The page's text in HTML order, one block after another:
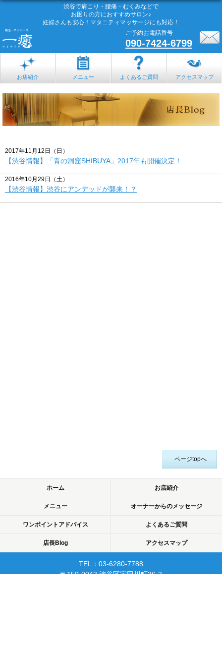
渋谷で肩こり・腰痛・むくみなどで
お困りの方におすすめサロン♪
妊婦さんも安心！マタニティマッサージにも対応！
ご予約お電話番号
090-7424-6799
お店紹介 メニュー よくあるご質問 アクセスマップ
2017年11月12日（日）
【渋谷情報】「青の洞窟SHIBUYA」2017年も開催決定！
2016年10月29日（土）
【渋谷情報】渋谷にアンデッドが襲来！？
ページtopへ
ホーム お店紹介
メニュー オーナーからのメッセージ
ワンポイントアドバイス よくあるご質問
店長Blog アクセスマップ
TEL：03-6280-7788
〒150-0042 渋谷区宇田川町36-2